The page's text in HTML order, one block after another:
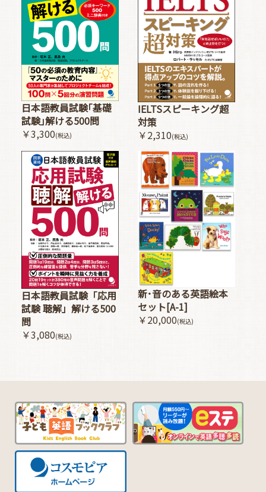
日本語教員試験｢基礎
試験｣解ける500問
￥3,300(税込)
IELTSスピーキング超
対策
￥2,310(税込)
日本語教員試験「応用
試験 聴解」解ける500
問
￥3,080(税込)
新･音のある英語絵本
セット[A-1]
￥20,000(税込)